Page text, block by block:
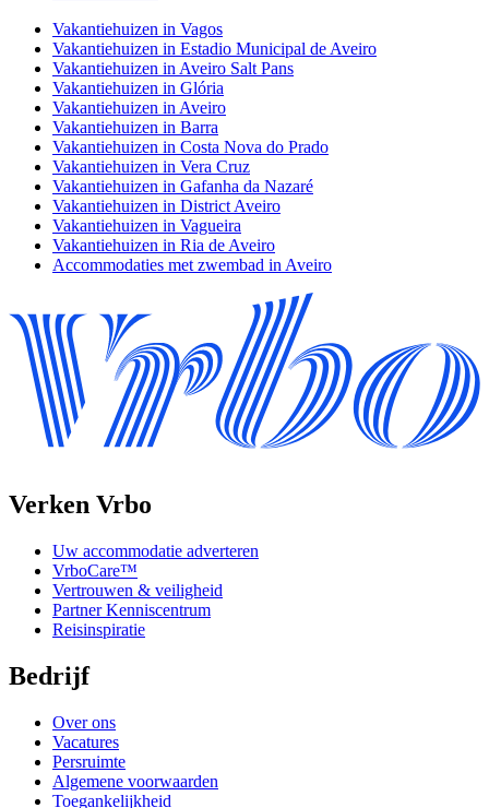
Vakantiehuizen in Vagos
Vakantiehuizen in Estadio Municipal de Aveiro
Vakantiehuizen in Aveiro Salt Pans
Vakantiehuizen in Glória
Vakantiehuizen in Aveiro
Vakantiehuizen in Barra
Vakantiehuizen in Costa Nova do Prado
Vakantiehuizen in Vera Cruz
Vakantiehuizen in Gafanha da Nazaré
Vakantiehuizen in District Aveiro
Vakantiehuizen in Vagueira
Vakantiehuizen in Ria de Aveiro
Accommodaties met zwembad in Aveiro
Verken Vrbo
Uw accommodatie adverteren
VrboCare™
Vertrouwen & veiligheid
Partner Kenniscentrum
Reisinspiratie
Bedrijf
Over ons
Vacatures
Persruimte
Algemene voorwaarden
Toegankelijkheid